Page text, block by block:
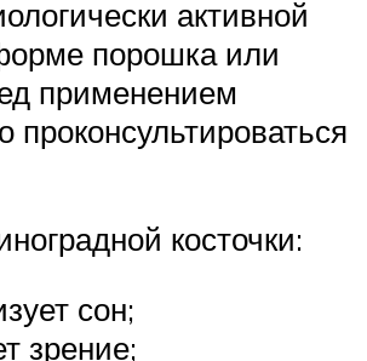
активной
порошка или
применением
проконсультироваться
косточки:
сон;
зрение;